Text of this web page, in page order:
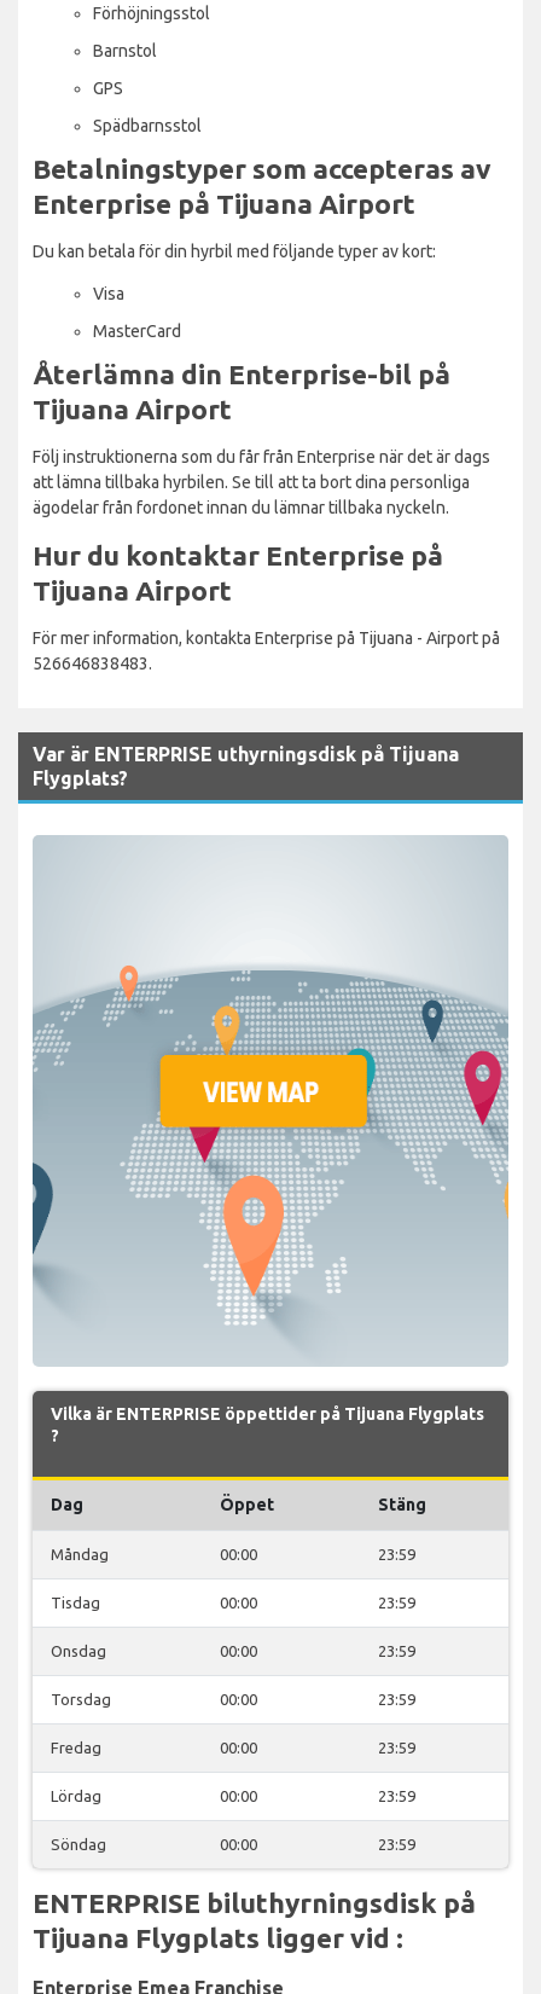
Förhöjningsstol
Barnstol
GPS
Spädbarnsstol
Betalningstyper som accepteras av
Enterprise på Tijuana Airport
Du kan betala för din hyrbil med följande typer av kort:
Visa
MasterCard
Återlämna din Enterprise-bil på
Tijuana Airport
Följ instruktionerna som du får från Enterprise när det är dags
att lämna tillbaka hyrbilen. Se till att ta bort dina personliga
ägodelar från fordonet innan du lämnar tillbaka nyckeln.
Hur du kontaktar Enterprise på
Tijuana Airport
För mer information, kontakta Enterprise på Tijuana - Airport på
526646838483.
Var är ENTERPRISE uthyrningsdisk på Tijuana
Flygplats?
Vilka är ENTERPRISE öppettider på Tijuana Flygplats
?
Dag Öppet Stäng
Måndag 00:00 23:59
Tisdag 00:00 23:59
Onsdag 00:00 23:59
Torsdag 00:00 23:59
Fredag 00:00 23:59
Lördag 00:00 23:59
Söndag 00:00 23:59
ENTERPRISE biluthyrningsdisk på
Tijuana Flygplats ligger vid :
Enterprise Emea Franchise